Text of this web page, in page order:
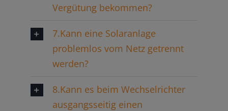
Vergütung bekommen?
7.Kann eine Solaranlage
problemlos vom Netz getrennt
werden?
8.Kann es beim Wechselrichter
ausgangsseitig einen